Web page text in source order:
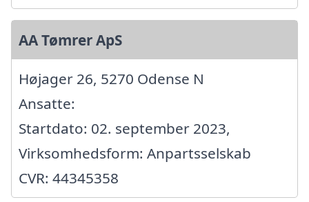
AA Tømrer ApS
Højager 26, 5270 Odense N
Ansatte:
Startdato: 02. september 2023,
Virksomhedsform: Anpartsselskab
CVR: 44345358